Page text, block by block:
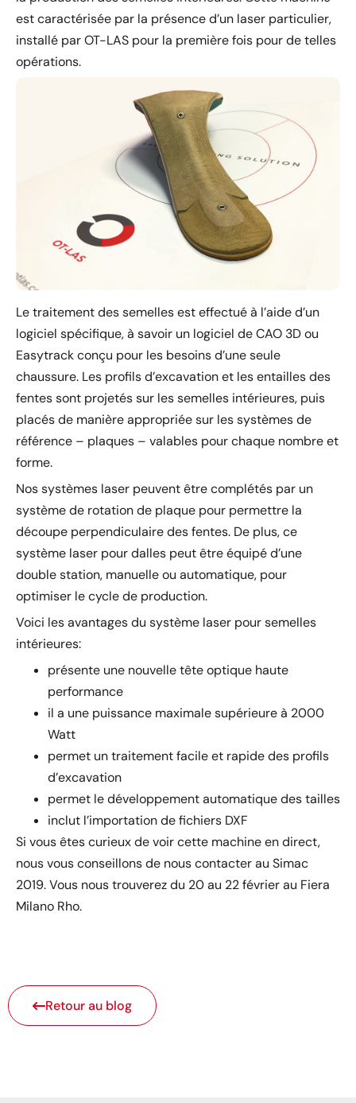
est caractérisée par la présence d’un laser particulier,
installé par OT-LAS pour la première fois pour de telles
opérations.
Le traitement des semelles est effectué à l’aide d’un
logiciel spécifique, à savoir un logiciel de CAO 3D ou
Easytrack conçu pour les besoins d’une seule
chaussure. Les profils d’excavation et les entailles des
fentes sont projetés sur les semelles intérieures, puis
placés de manière appropriée sur les systèmes de
référence – plaques – valables pour chaque nombre et
forme.
Nos systèmes laser peuvent être complétés par un
système de rotation de plaque pour permettre la
découpe perpendiculaire des fentes. De plus, ce
système laser pour dalles peut être équipé d’une
double station, manuelle ou automatique, pour
optimiser le cycle de production.
Voici les avantages du système laser pour semelles
intérieures:
présente une nouvelle tête optique haute
performance
il a une puissance maximale supérieure à 2000
Watt
permet un traitement facile et rapide des profils
d’excavation
permet le développement automatique des tailles
inclut l’importation de fichiers DXF
Si vous êtes curieux de voir cette machine en direct,
nous vous conseillons de nous contacter au Simac
2019. Vous nous trouverez du 20 au 22 février au Fiera
Milano Rho.
Retour au blog